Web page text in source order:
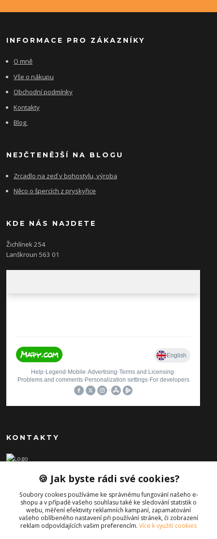
INFORMACE PRO ZÁKAZNÍKY
O mně
Vše o nákupu
Obchodní podmínky
Kontakty
Blog
NEJČTENĚJŠÍ NA BLOGU
Zrcadlo na zeď v bohostylu, výroba
Něco o špercích z pryskyřice
KDE NÁS NAJDETE
Žichlínek 254
Lanškroun 563 01
KONTAKTY
+420 606654169
(Po-Pá, 8-16 hod.)
info@iporiginal.cz
🍪 Jak byste rádi své cookies?
Soubory cookies používáme ke správnému fungování našeho e-
shopu a v případě vašeho souhlasu také ke sledování statistik o
webu, měření efektivity reklamních kampaní, zapamatování
vašeho oblíbeného nastavení při používání stránek, či zobrazení
reklam odpovídajících vašim preferencím. Více k využití cookies